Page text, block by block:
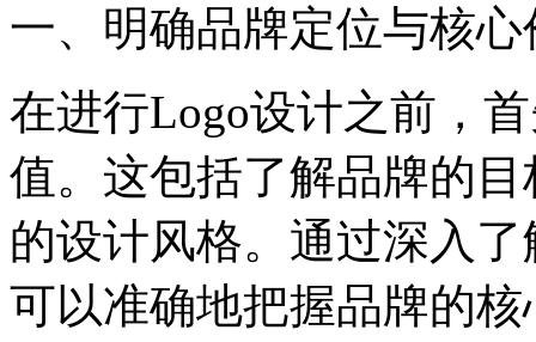
一、明确品牌定位与核心
在进行Logo设计之前，
值。这包括了解品牌的
的设计风格。通过深入
可以准确地把握品牌的